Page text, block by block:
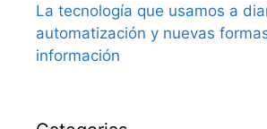
La tecnología que usamos a
automatización y nuevas
información